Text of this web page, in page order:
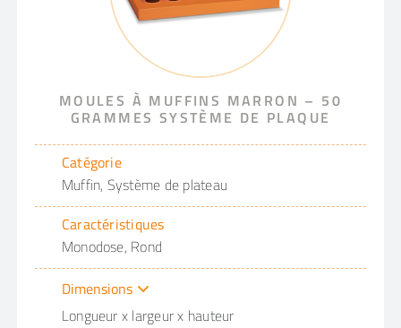
MOULES À MUFFINS MARRON – 50
GRAMMES SYSTÈME DE PLAQUE
Catégorie
Muffin, Système de plateau
Caractéristiques
Monodose, Rond
Dimensions
Longueur x largeur x hauteur